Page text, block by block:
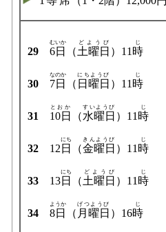
29 6日
むいか
（土曜日
どようび
）11 時
じ
30 7日
なのか
（ 日曜日
にちようび
）11 時
じ
31 10日
とおか
（水曜日
すいようび
）11 時
じ
32 12 日
にち
（金曜日
きんようび
）11 時
じ
33 13日
にち
（土曜日
どようび
）11 時
じ
34 8日
ようか
（ 月曜日
げつようび
）16時
じ